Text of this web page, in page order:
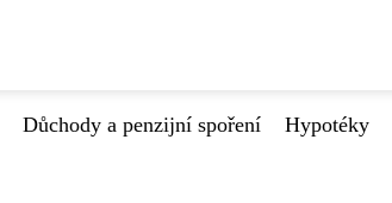
Důchody a penzijní spoření Hypotéky